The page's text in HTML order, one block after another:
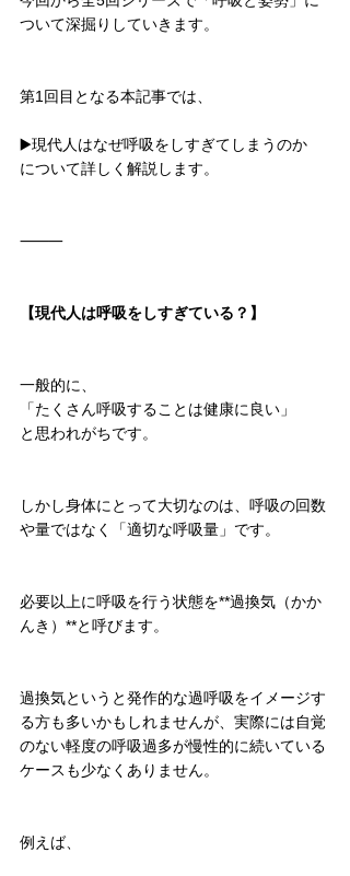
ついて深掘りしていきます。
第1回目となる本記事では、
▶️現代人はなぜ呼吸をしすぎてしまうのか
について詳しく解説します。
⸻
【現代人は呼吸をしすぎている？】
一般的に、
「たくさん呼吸することは健康に良い」
と思われがちです。
しかし身体にとって大切なのは、呼吸の回数
や量ではなく「適切な呼吸量」です。
必要以上に呼吸を行う状態を**過換気（かか
んき）**と呼びます。
過換気というと発作的な過呼吸をイメージす
る方も多いかもしれませんが、実際には自覚
のない軽度の呼吸過多が慢性的に続いている
ケースも少なくありません。
例えば、